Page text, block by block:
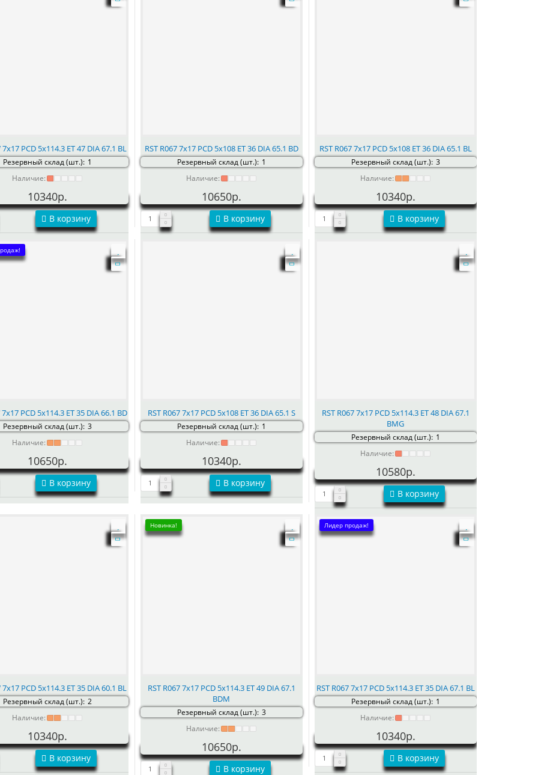
7x17 PCD 5x114.3 ET 47 DIA 67.1 BL
Резервный склад (шт.): 1
Наличие:
10340р.
В корзину
RST R067 7x17 PCD 5x108 ET 36 DIA 65.1 BD
Резервный склад (шт.): 1
Наличие:
10650р.
В корзину
RST R067 7x17 PCD 5x108 ET 36 DIA 65.1 BL
Резервный склад (шт.): 3
Наличие:
10340р.
В корзину
7x17 PCD 5x114.3 ET 35 DIA 66.1 BD
Резервный склад (шт.): 3
Наличие:
10650р.
В корзину
RST R067 7x17 PCD 5x108 ET 36 DIA 65.1 S
Резервный склад (шт.): 1
Наличие:
10340р.
В корзину
RST R067 7x17 PCD 5x114.3 ET 48 DIA 67.1
BMG
Резервный склад (шт.): 1
Наличие:
10580р.
В корзину
7x17 PCD 5x114.3 ET 35 DIA 60.1 BL
Резервный склад (шт.): 2
Наличие:
10340р.
В корзину
Новинка!
RST R067 7x17 PCD 5x114.3 ET 49 DIA 67.1
BDM
Резервный склад (шт.): 3
Наличие:
10650р.
В корзину
Лидер продаж!
RST R067 7x17 PCD 5x114.3 ET 35 DIA 67.1 BL
Резервный склад (шт.): 1
Наличие:
10340р.
В корзину